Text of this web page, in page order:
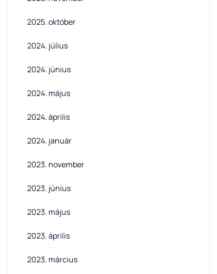
2025. október
2024. július
2024. június
2024. május
2024. április
2024. január
2023. november
2023. június
2023. május
2023. április
2023. március